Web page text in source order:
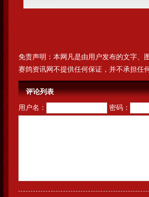
免责声明：本网凡是由用户发布的文字、
赛鸽资讯网不提供任何保证，并不承担任
评论列表
用户名： 密码：